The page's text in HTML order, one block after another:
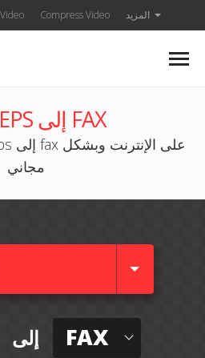
Compress Video المزيد
محول EPS إلى FAX
مجاني
إلى FAX